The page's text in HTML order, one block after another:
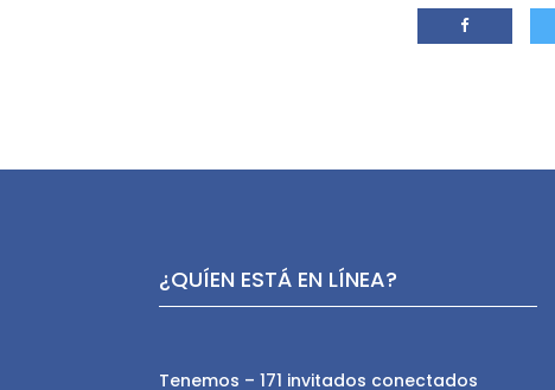
¿QUÍEN ESTÁ EN LÍNEA?
Tenemos – 171 invitados conectados